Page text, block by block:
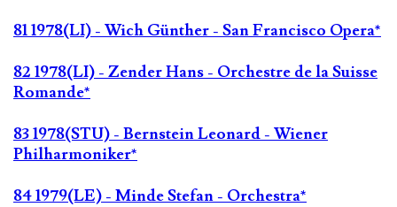
81 1978(LI) - Wich Günther - San Francisco Opera*
82 1978(LI) - Zender Hans - Orchestre de la Suisse
Romande*
83 1978(STU) - Bernstein Leonard - Wiener
Philharmoniker*
84 1979(LE) - Minde Stefan - Orchestra*